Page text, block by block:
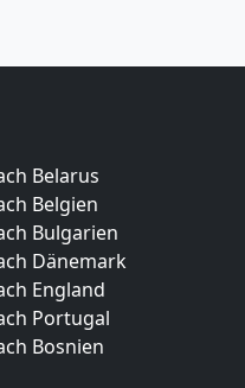
Belarus
Belgien
Bulgarien
Dänemark
England
Portugal
Bosnien